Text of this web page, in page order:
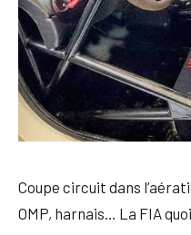
Coupe circuit dans
OMP, harnais… La FIA